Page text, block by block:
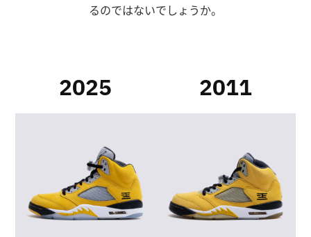
るのではないでしょうか。
2025 2011